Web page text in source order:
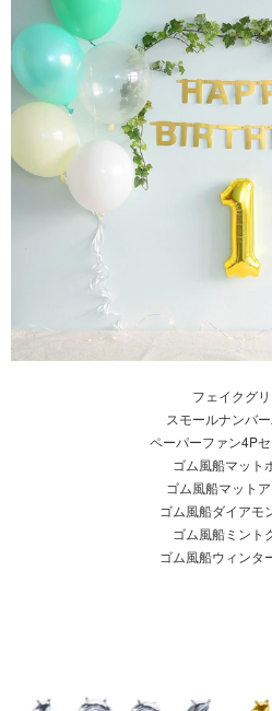
フェイクグ
スモールナンバ
ペーパーファン4P
ゴム風船マット
ゴム風船マット
ゴム風船ダイアモ
ゴム風船ミント
ゴム風船ウィンタ